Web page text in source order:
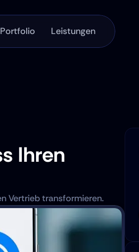
Portfolio Leistungen
Ihren
Vertrieb transformieren.